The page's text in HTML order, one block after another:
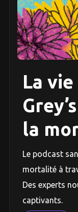
La
la
Le podcast
mortalité à
Des experts
captivants.